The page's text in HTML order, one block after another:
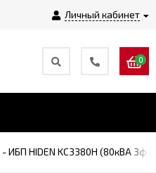
Личный кабинет
0
-ИБП HIDEN KC3380H (80кВА 3ф